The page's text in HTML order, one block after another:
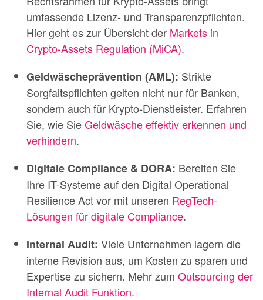
umfassende Lizenz- und Transparenzpflichten.
Hier geht es zur Übersicht der Markets in
Crypto-Assets Regulation (MiCA).
Geldwäscheprävention (AML): Strikte
Sorgfaltspflichten gelten nicht nur für Banken,
sondern auch für Krypto-Dienstleister. Erfahren
Sie, wie SieGeldwäsche effektiv erkennen und
verhindern.
Digitale Compliance & DORA: Bereiten Sie
Ihre IT-Systeme auf den Digital Operational
Resilience Act vor mit unseren RegTech-
Lösungen für digitale Compliance.
Internal Audit: Viele Unternehmen lagern die
interne Revision aus, um Kosten zu sparen und
Expertise zu sichern. Mehr zum Outsourcing der
Internal Audit Funktion.